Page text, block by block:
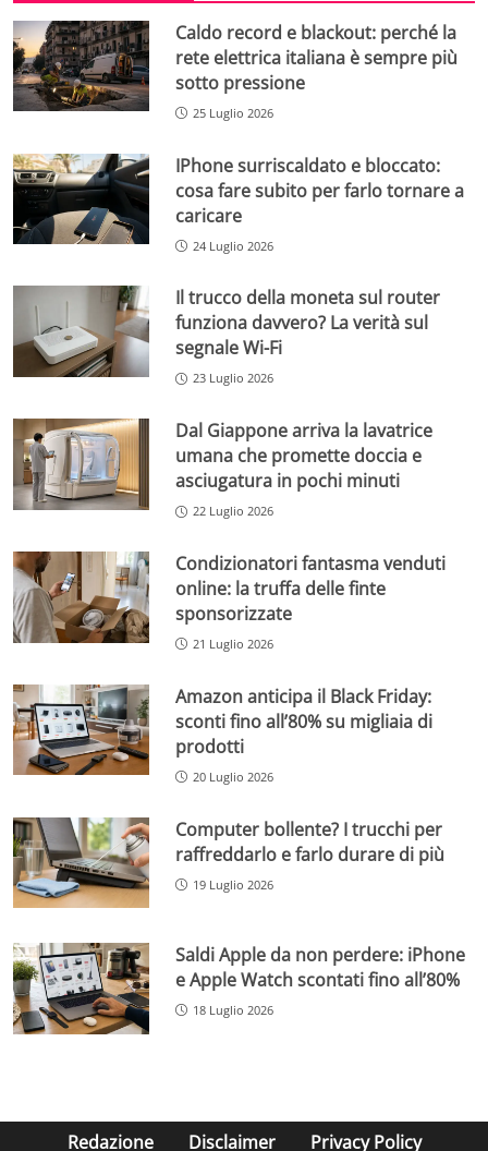
Caldo record e blackout: perché la
rete elettrica italiana è sempre più
sotto pressione
25 Luglio 2026
IPhone surriscaldato e bloccato:
cosa fare subito per farlo tornare a
caricare
24 Luglio 2026
Il trucco della moneta sul router
funziona davvero? La verità sul
segnale Wi-Fi
23 Luglio 2026
Dal Giappone arriva la lavatrice
umana che promette doccia e
asciugatura in pochi minuti
22 Luglio 2026
Condizionatori fantasma venduti
online: la truffa delle finte
sponsorizzate
21 Luglio 2026
Amazon anticipa il Black Friday:
sconti fino all’80% su migliaia di
prodotti
20 Luglio 2026
Computer bollente? I trucchi per
raffreddarlo e farlo durare di più
19 Luglio 2026
Saldi Apple da non perdere: iPhone
e Apple Watch scontati fino all’80%
18 Luglio 2026
Redazione Disclaimer Privacy Policy